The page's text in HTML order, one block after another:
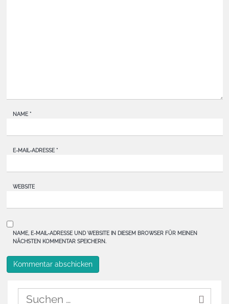
NAME *
E-MAIL-ADRESSE *
WEBSITE
NAME, E-MAIL-ADRESSE UND WEBSITE IN DIESEM BROWSER FÜR MEINEN
NÄCHSTEN KOMMENTAR SPEICHERN.